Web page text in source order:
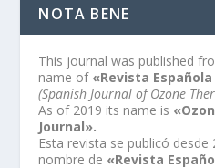
NOTA BENE
This journal was published
name of «Revista
(Spanish Journal of Ozone
As of 2019 its name is
Journal».
Esta revista se publicó
nombre de «Revista